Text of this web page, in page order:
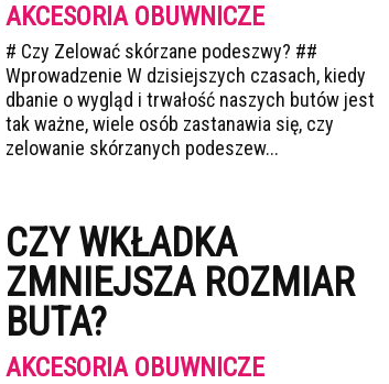
AKCESORIA OBUWNICZE
# Czy Zelować skórzane podeszwy? ##
Wprowadzenie W dzisiejszych czasach, kiedy
dbanie o wygląd i trwałość naszych butów jest
tak ważne, wiele osób zastanawia się, czy
zelowanie skórzanych podeszew...
CZY WKŁADKA
ZMNIEJSZA ROZMIAR
BUTA?
AKCESORIA OBUWNICZE